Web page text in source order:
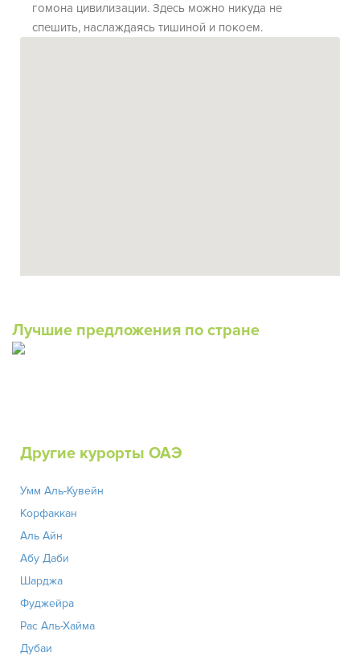
гомона цивилизации. Здесь можно никуда не
спешить, наслаждаясь тишиной и покоем.
Лучшие предложения по стране
Другие курорты ОАЭ
Умм Аль-Кувейн
Корфаккан
Аль Айн
Абу Даби
Шарджа
Фуджейра
Рас Аль-Хайма
Дубаи